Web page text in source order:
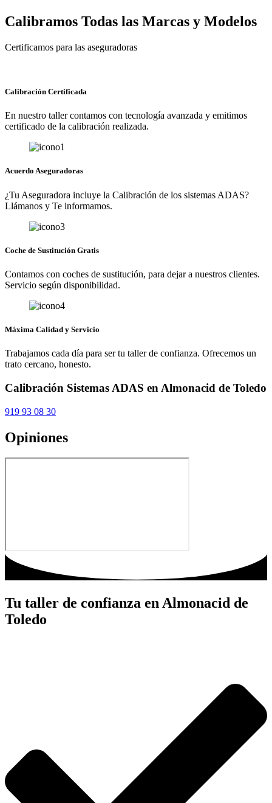
Calibramos Todas las Marcas y Modelos
Certificamos para las aseguradoras
Calibración Certificada
En nuestro taller contamos con tecnología avanzada y emitimos
certificado de la calibración realizada.
Acuerdo Aseguradoras
¿Tu Aseguradora incluye la Calibración de los sistemas ADAS?
Llámanos y Te informamos.
Coche de Sustitución Gratis
Contamos con coches de sustitución, para dejar a nuestros clientes.
Servicio según disponibilidad.
Máxima Calidad y Servicio
Trabajamos cada día para ser tu taller de confianza. Ofrecemos un
trato cercano, honesto.
Calibración Sistemas ADAS en Almonacid de Toledo
919 93 08 30
Opiniones
Tu taller de confianza en Almonacid de
Toledo